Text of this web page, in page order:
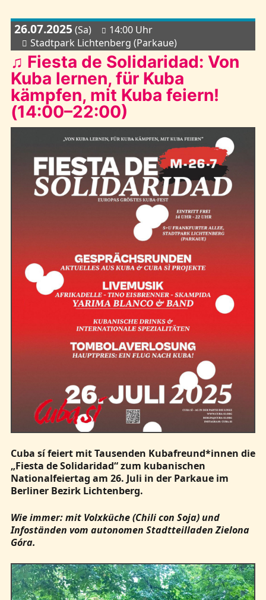
26.07.2025 (Sa)
14:00 Uhr
Stadtpark Lichtenberg (Parkaue)
♫ Fiesta de Solidaridad: Von
Kuba lernen, für Kuba
kämpfen, mit Kuba feiern!
(14:00–22:00)
Cuba sí feiert mit Tausenden Kubafreund*innen die
„Fiesta de Solidaridad“ zum kubanischen
Nationalfeiertag am 26. Juli in der Parkaue im
Berliner Bezirk Lichtenberg.
Wie immer: mit Volxküche (Chili con Soja) und
Infoständen vom autonomen Stadtteilladen Zielona
Góra.